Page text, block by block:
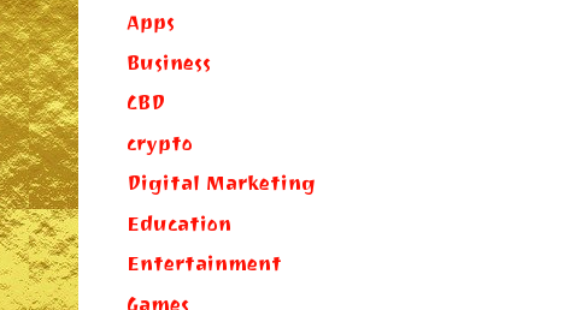
Apps
Business
CBD
crypto
Digital Marketing
Education
Entertainment
Games